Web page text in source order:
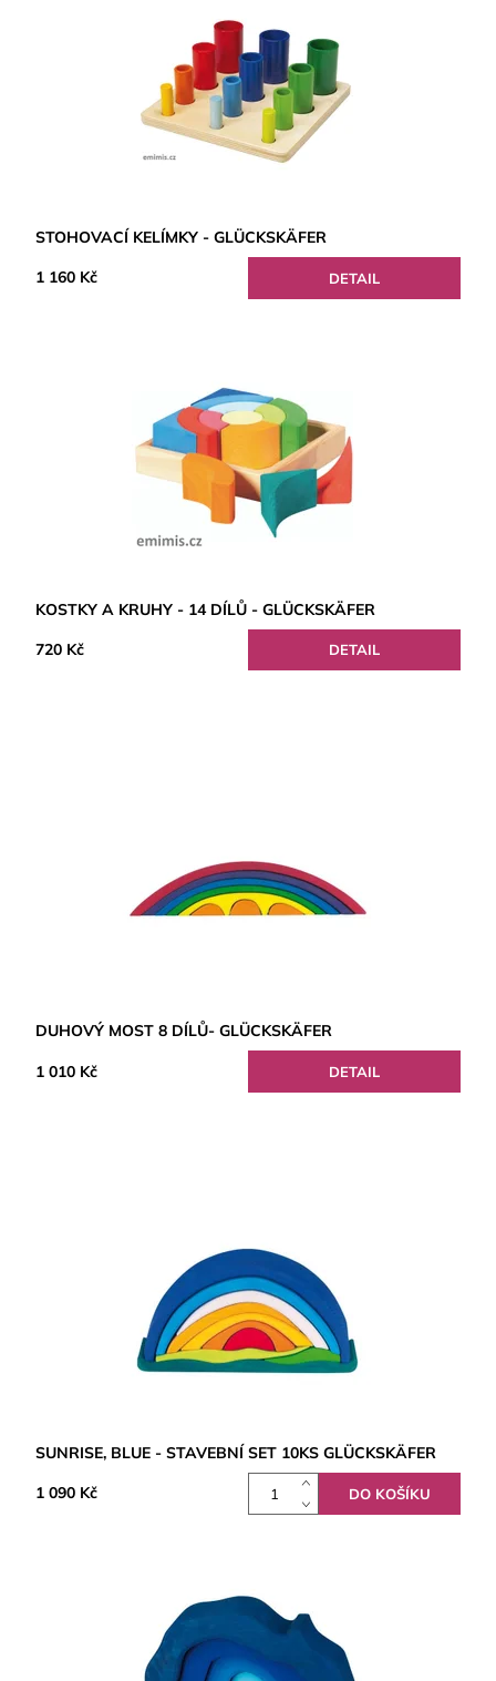
STOHOVACÍ KELÍMKY - GLÜCKSKÄFER
1 160 Kč DETAIL
KOSTKY A KRUHY - 14 DÍLŮ - GLÜCKSKÄFER
720 Kč DETAIL
DUHOVÝ MOST 8 DÍLŮ- GLÜCKSKÄFER
1 010 Kč DETAIL
SUNRISE, BLUE - STAVEBNÍ SET 10KS GLÜCKSKÄFER
1 090 Kč